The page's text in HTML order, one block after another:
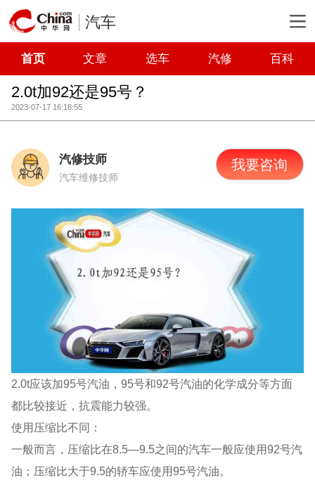
汽车
首页 文章 选车 汽修 百科
2.0t加92还是95号？
2023-07-17 16:18:55
汽修技师
汽车维修技师
我要咨询
2.0t应该加95号汽油，95号和92号汽油的化学成分等方面
都比较接近，抗震能力较强。
使用压缩比不同：
一般而言，压缩比在8.5—9.5之间的汽车一般应使用92号汽
油；压缩比大于9.5的轿车应使用95号汽油。